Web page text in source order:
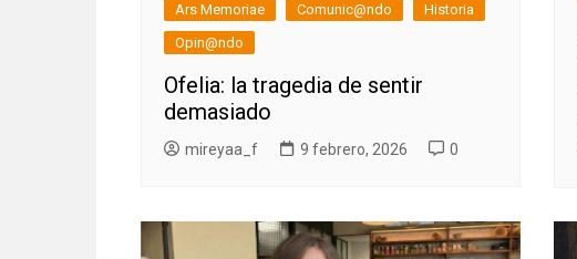
Ars Memoriae Comunic@ndo
Historia
Opin@ndo
Ofelia: la tragedia de sentir
demasiado
mireyaa_f 9 febrero, 2026 0